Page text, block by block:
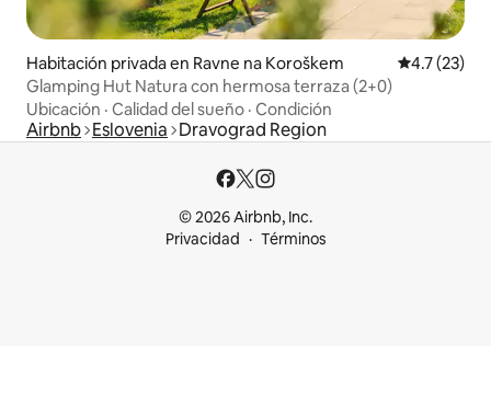
Habitación privada en Ravne na Koroškem Calificación
4.7 (23)
Glamping Hut Natura con hermosa terraza (2+0)
Ubicación · Calidad del sueño · Condición
Airbnb Eslovenia Dravograd Region
© 2026 Airbnb, Inc.
Privacidad
Términos